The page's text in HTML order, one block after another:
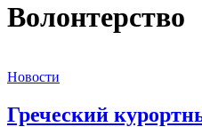
Волонтерство
Новости
Греческий